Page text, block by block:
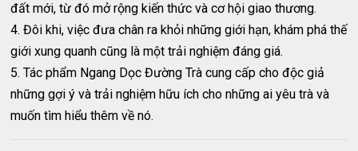
đất mới, từ đó mở rộng kiến thức và cơ hội giao thương.
4. Đôi khi, việc đưa chân ra khỏi những giới hạn, khám phá thế
giới xung quanh cũng là một trải nghiệm đáng giá.
5. Tác phẩm Ngang Dọc Đường Trà cung cấp cho độc giả
những gợi ý và trải nghiệm hữu ích cho những ai yêu trà và
muốn tìm hiểu thêm về nó.